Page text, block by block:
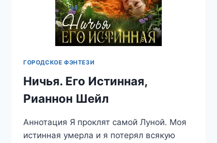
ГОРОДСКОЕ ФЭНТЕЗИ
Ничья. Его Истинная,
Рианнон Шейл
Аннотация Я проклят самой Луной. Моя
истинная умерла и я потерял всякую